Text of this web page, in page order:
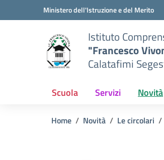
Vai ai contenuti
Vai al menu di navigazioneMinistero dell'Istruzione e del Merito
Istituto
"Francesco
Calatafimi
Scuola Servizi Novità
Home Novità Le circolari